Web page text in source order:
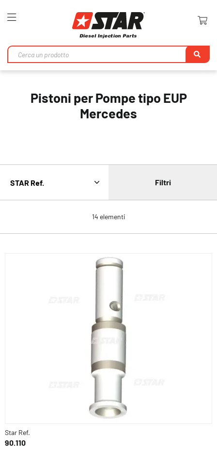
Toggle
Pistoni per Pompe tipo EUP
Mercedes
14 elementi
Filtri
Star Ref.
90.110